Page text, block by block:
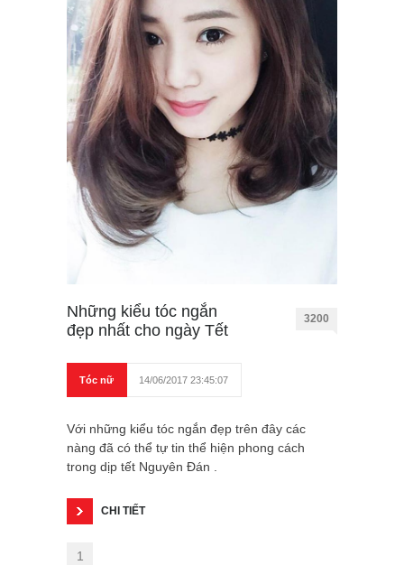
Những kiểu tóc ngắn
đẹp nhất cho ngày Tết
3200
Tóc nữ 14/06/2017 23:45:07
Với những kiểu tóc ngắn đẹp trên đây các
nàng đã có thể tự tin thể hiện phong cách
trong dịp tết Nguyên Đán .
CHI TIẾT
1